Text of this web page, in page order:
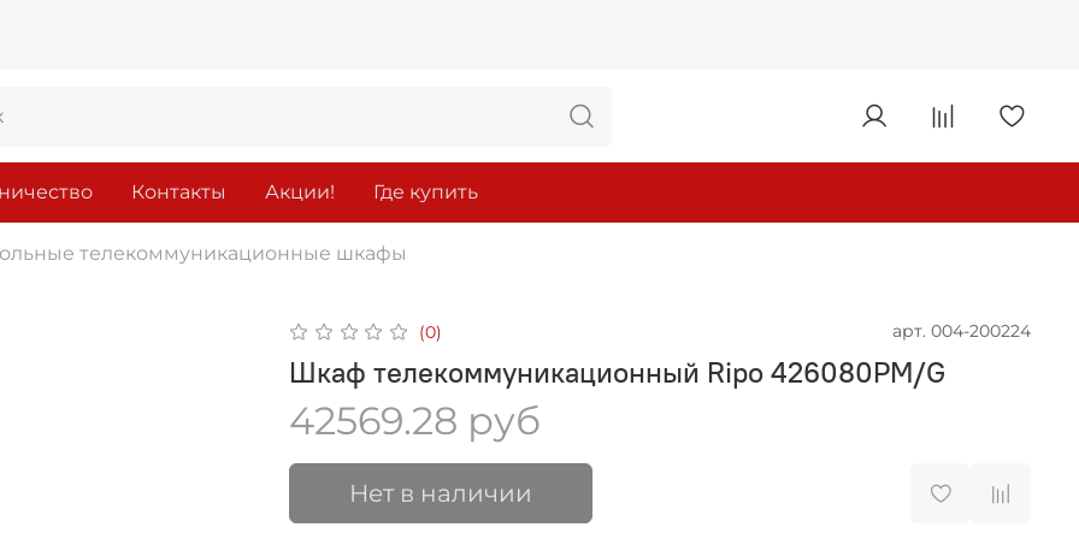
Контакты Акции! Где купить
телекоммуникационные шкафы
(0) арт. 004-200224
Шкаф телекоммуникационный Ripo 426080PM/G
42569.28 руб
Нет в наличии